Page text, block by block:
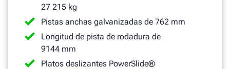
27 215 kg
Pistas anchas galvanizadas de 762 mm
Longitud de pista de rodadura de
9144 mm
Platos deslizantes PowerSlide®